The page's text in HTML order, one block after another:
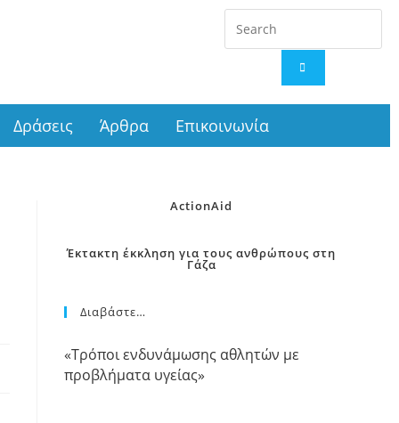
Δράσεις Άρθρα Επικοινωνία
ActionAid
Έκτακτη έκκληση για τους ανθρώπους στη
Γάζα
Διαβάστε…
«Τρόποι ενδυνάμωσης αθλητών με
προβλήματα υγείας»